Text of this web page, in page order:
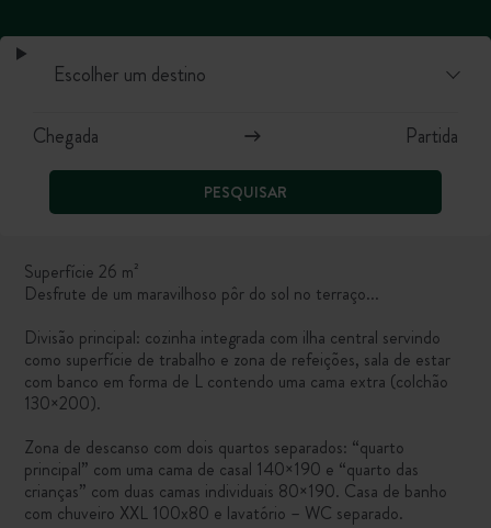
PESQUISAR
Superfície 26 m²
Desfrute de um maravilhoso pôr do sol no terraço...
Divisão principal: cozinha integrada com ilha central servindo
como superfície de trabalho e zona de refeições, sala de estar
com banco em forma de L contendo uma cama extra (colchão
130×200).
Zona de descanso com dois quartos separados: “quarto
principal” com uma cama de casal 140×190 e “quarto das
crianças” com duas camas individuais 80×190. Casa de banho
com chuveiro XXL 100x80 e lavatório – WC separado.